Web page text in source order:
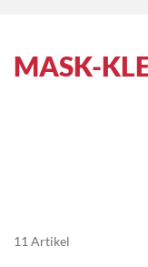
MASK-
11Artikel